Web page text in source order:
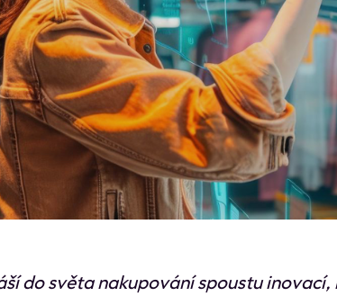
do světa nakupování spoustu inovací,